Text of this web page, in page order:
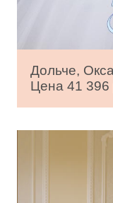
Дольче,
Цена 41 396